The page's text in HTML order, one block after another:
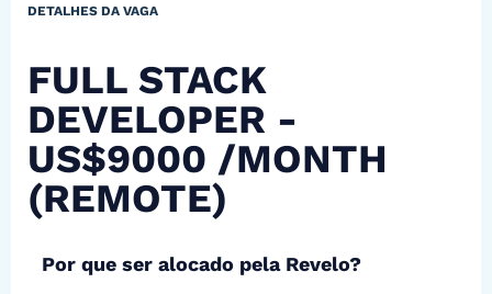
DETALHES DA VAGA
FULL STACK
DEVELOPER -
US$9000 /MONTH
(REMOTE)
Por que ser alocado pela Revelo?